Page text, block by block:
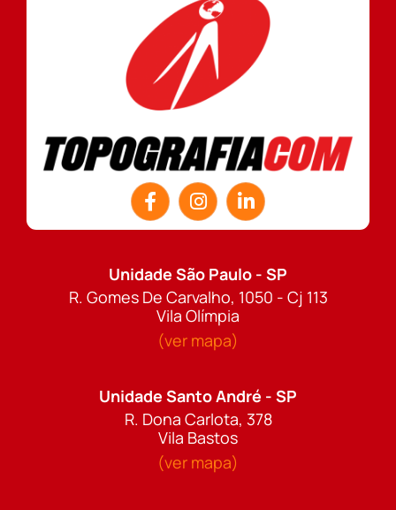
Unidade São Paulo - SP
R. Gomes De Carvalho, 1050 - Cj 113
Vila Olímpia
(ver mapa)
Unidade Santo André - SP
R. Dona Carlota, 378
Vila Bastos
(ver mapa)